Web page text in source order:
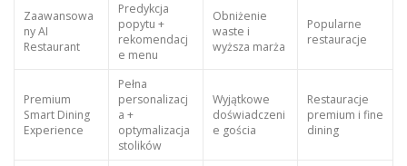
Zaawansowa
ny AI
Restaurant
Predykcja
popytu +
rekomendacj
e menu
Obniżenie
waste i
wyższa marża
Popularne
restauracje
Premium
Smart Dining
Experience
Pełna
personalizacj
a +
optymalizacja
stolików
Wyjątkowe
doświadczeni
e gościa
Restauracje
premium i fine
dining